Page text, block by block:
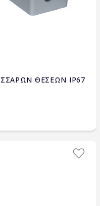
ΘΕΣΕΩΝ IP67